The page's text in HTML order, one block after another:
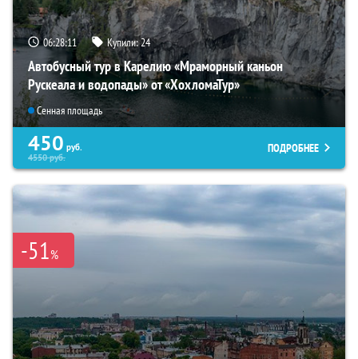
06:28:10 Купили:24
Автобусный тур в Карелию «Мраморный каньон
Рускеала и водопады» от «ХохломаТур»
Сенная площадь
450 руб.
4550руб.
ПОДРОБНЕЕ
-51%